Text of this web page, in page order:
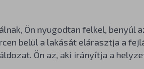
Ön nyugodtan felkel, benyúl
belül a lakását elárasztja a
Ön az, aki irányítja a